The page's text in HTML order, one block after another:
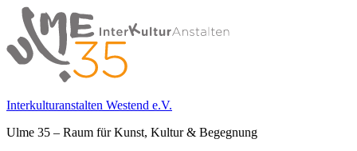
Springe
zum
Inhalt
Interkulturanstalten Westend e.V.
Ulme 35 – Raum für Kunst, Kultur & Begegnung